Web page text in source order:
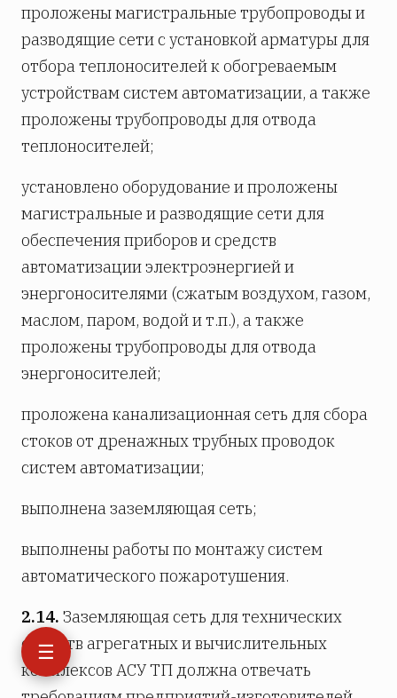
☰
проложены магистральные трубопроводы и
разводящие сети с установкой арматуры для
отбора теплоносителей к обогреваемым
устройствам систем автоматизации, а также
проложены трубопроводы для отвода
теплоносителей;
установлено оборудование и проложены
магистральные и разводящие сети для
обеспечения приборов и средств
автоматизации электроэнергией и
энергоносителями (сжатым воздухом, газом,
маслом, паром, водой и т.п.), а также
проложены трубопроводы для отвода
энергоносителей;
проложена канализационная сеть для сбора
стоков от дренажных трубных проводок
систем автоматизации;
выполнена заземляющая сеть;
выполнены работы по монтажу систем
автоматического пожаротушения.
2.14. Заземляющая сеть для технических
средств агрегатных и вычислительных
комплексов АСУ ТП должна отвечать